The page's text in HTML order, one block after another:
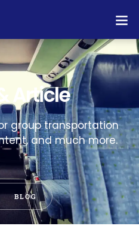
Article
group transportation
and much more.
BLOG